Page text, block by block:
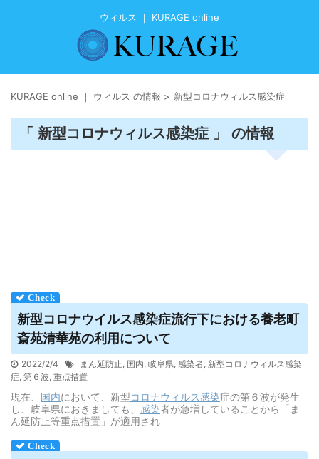
ウィルス ｜ KURAGE online
KURAGE online ｜ ウィルス の情報 > 新型コロナウィルス感染症
「 新型コロナウィルス感染症 」 の情報
新型コロナウイルス感染症流行下における養老町
斎苑清華苑の利用について
2022/2/4 まん延防止, 国内, 岐阜県, 感染者, 新型コロナウィルス感染
症, 第６波, 重点措置
現在、 国内において、新型コロナウィルス感染症の第６波が発生
し、岐阜県におきましても、 感染者が急増していることから「ま
ん延防止等重点措置」が適用され